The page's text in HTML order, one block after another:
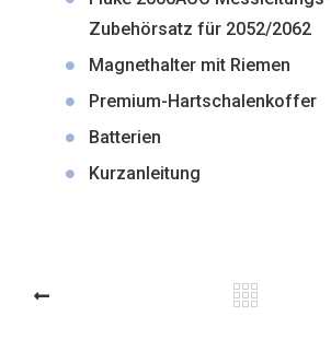
Zubehörsatz für 2052/2062
Magnethalter mit Riemen
Premium-Hartschalenkoffer
Batterien
Kurzanleitung
PREV